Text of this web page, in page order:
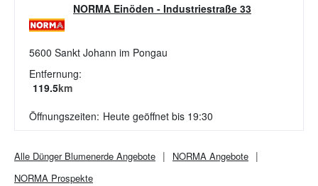
NORMA Einöden - Industriestraße 33
5600 Sankt Johann im Pongau
Entfernung:
119.5km
Öffnungszeiten: Heute geöffnet bis 19:30
Alle Dünger Blumenerde Angebote NORMA Angebote
NORMA Prospekte